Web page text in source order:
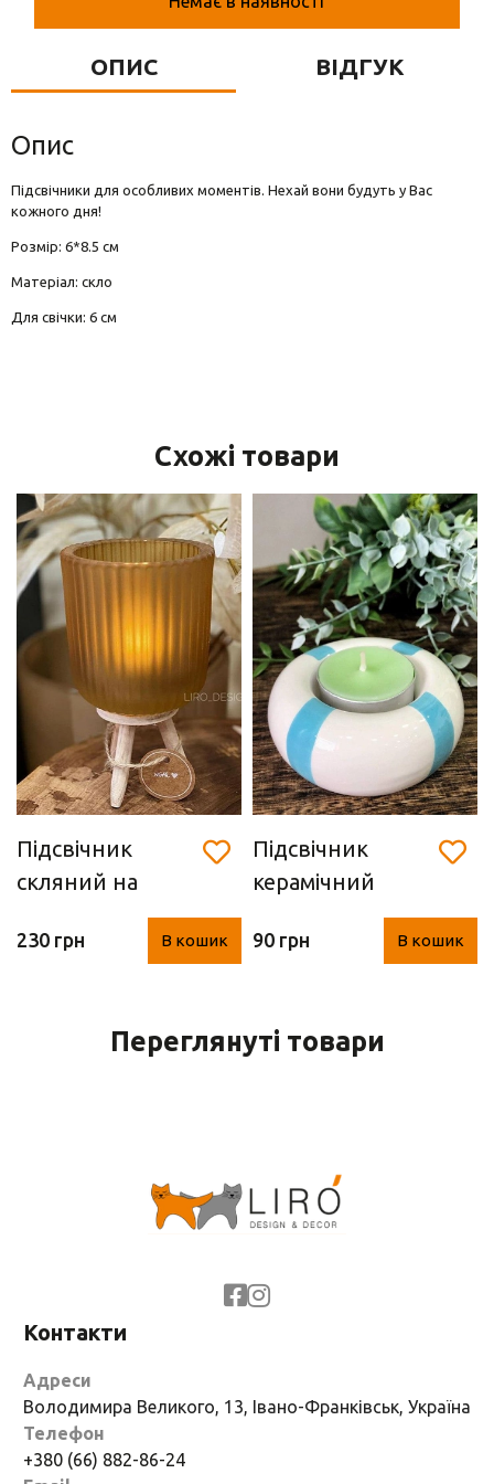
Фігурки та статуетки
ОПИС ВІДГУК
Опис
Підсвічники для особливих моментів. Нехай вони будуть у Вас
кожного дня!
Розмір: 6*8.5 см
Матеріал: скло
Для свічки: 6 см
Схожі товари
Підсвічник
скляний на
ніжках (15 х 8,5
см)
230 грн В кошик
Підсвічник
керамічний
"блакитний" (8
см)
90 грн В кошик
Переглянуті товари
Контакти
Адреси
Володимира Великого, 13, Івано-Франківськ, Україна
Телефон
+380 (66) 882-86-24